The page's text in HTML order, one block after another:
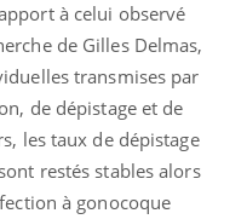
à celui observé
de Gilles Delmas,
transmises par
de dépistage et de
les taux de dépistage
restés stables alors
à gonocoque